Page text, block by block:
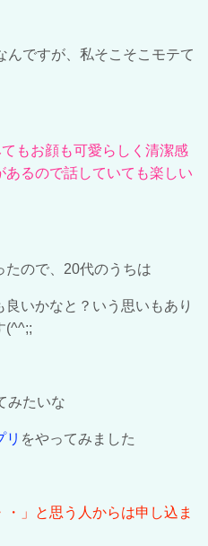
んですが、私そこそこモテて
もお顔も可愛らしく清潔感
あるので話していても楽しい
ので、 20代のうちは
いかなと？いう思いもあり
(^^;;
みたいな
リ をやってみました
」と思う人からは申し込ま